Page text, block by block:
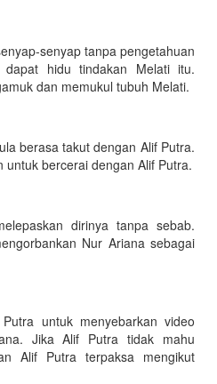
senyap tanpa pengetahuan
hidu tindakan Melati itu.
dan memukul tubuh Melati.
berasa takut dengan Alif Putra.
bercerai dengan Alif Putra.
dirinya tanpa sebab.
Nur Ariana sebagai
untuk menyebarkan video
Jika Alif Putra tidak mahu
Alif Putra terpaksa mengikut